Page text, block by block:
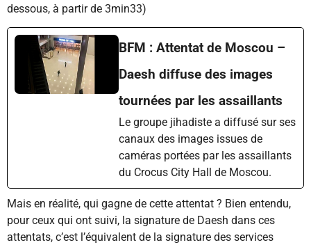
dessous, à partir de 3min33)
BFM : Attentat de Moscou –
Daesh diffuse des images
tournées par les assaillants
Le groupe jihadiste a diffusé sur ses
canaux des images issues de
caméras portées par les assaillants
du Crocus City Hall de Moscou.
Mais en réalité, qui gagne de cette attentat ? Bien entendu,
pour ceux qui ont suivi, la signature de Daesh dans ces
attentats, c’est l’équivalent de la signature des services